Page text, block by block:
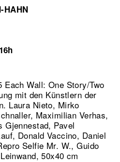
HAHN
Each Wall: One Story/Two
mit den Künstlern der
Laura Nieto, Mirko
Maximilian Verhas,
Gjennestad, Pavel
Donald Vaccino, Daniel
Selfie Mr. W., Guido
50x40 cm